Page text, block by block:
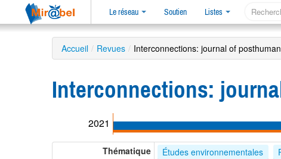
Le réseau Soutien Listes
Accueil / Revues / Interconnections: journal of
Interconnections:
2021
Thématique Études environnementales